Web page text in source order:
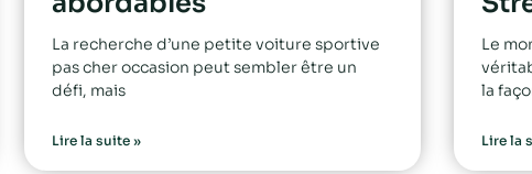
La recherche d’une petite voiture sportive
pas cher occasion peut sembler être un
défi, mais
Lire la suite »
Le
la
Lire la